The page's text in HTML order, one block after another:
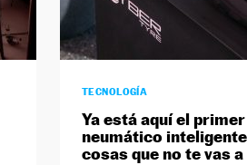
TECNOLOGÍA
Ya está aquí el primer
neumático
cosas que no te vas